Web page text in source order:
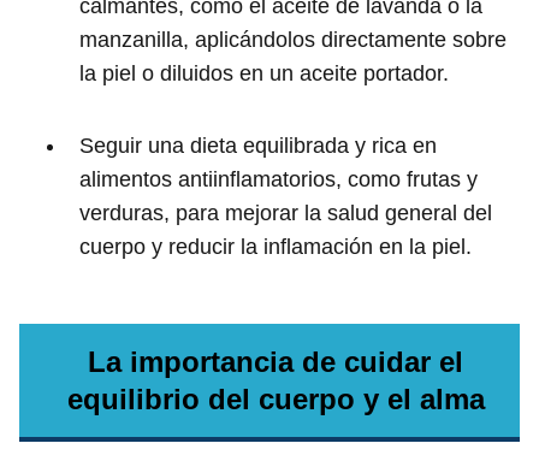
calmantes, como el aceite de lavanda o la
manzanilla, aplicándolos directamente sobre
la piel o diluidos en un aceite portador.
Seguir una dieta equilibrada y rica en
alimentos antiinflamatorios, como frutas y
verduras, para mejorar la salud general del
cuerpo y reducir la inflamación en la piel.
La importancia de cuidar el
equilibrio del cuerpo y el alma